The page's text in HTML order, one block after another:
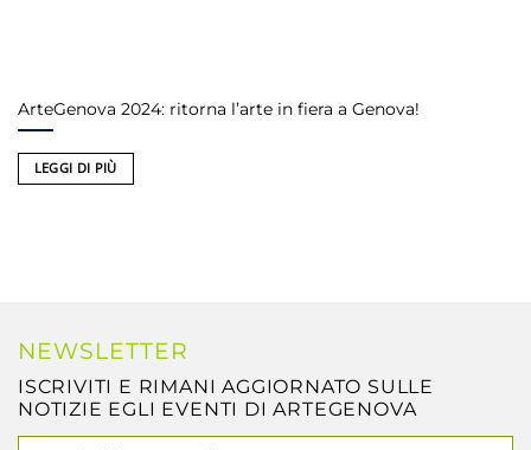
ArteGenova 2024: ritorna l’arte in fiera a Genova!
LEGGI DI PIÙ
NEWSLETTER
ISCRIVITI E RIMANI AGGIORNATO SULLE
NOTIZIE EGLI EVENTI DI ARTEGENOVA